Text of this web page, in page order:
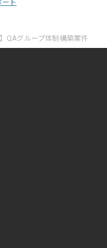
ート
QAグループ体制構築案件